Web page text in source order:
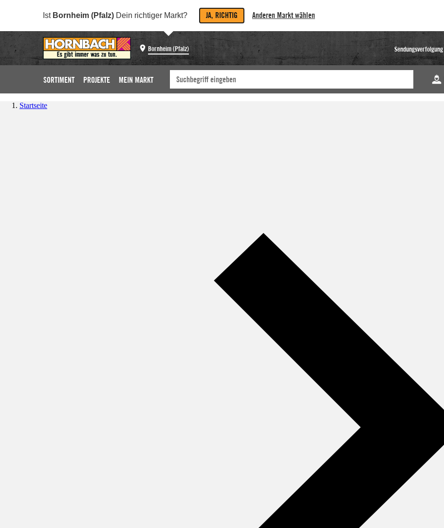
Ist Bornheim (Pfalz) Dein richtiger Markt? JA, RICHTIG Anderen Markt wählen
Bornheim (Pfalz) Sendungsverfolgung
SORTIMENT PROJEKTE MEIN MARKT
Startseite